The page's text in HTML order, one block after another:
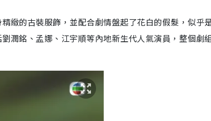
緻的古裝服飾，並配合劇情盤起了花白的假髮，似乎
潤銘、孟娜、江宇順等內地新生代人氣演員，整個劇